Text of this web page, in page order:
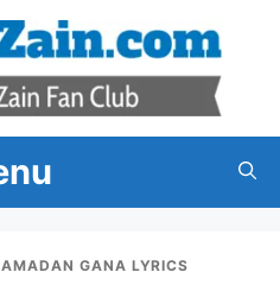
GANA LYRICS